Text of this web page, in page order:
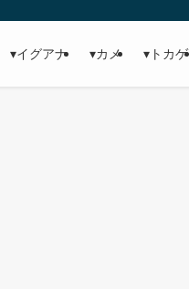
▾イグアナ ▾カメ ▾トカゲ